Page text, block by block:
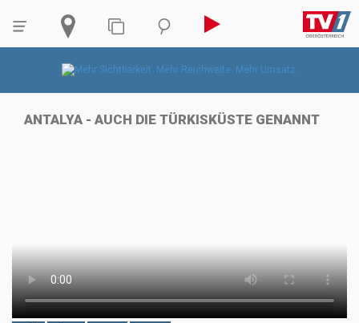
ANTALYA - AUCH DIE TÜRKISKÜSTE GENANNT